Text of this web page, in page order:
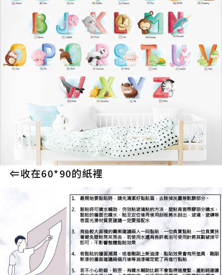
⇐收在60*90的紙裡